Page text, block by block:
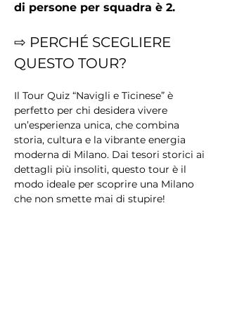
di persone per squadra è 2.
⇨ PERCHÉ SCEGLIERE
QUESTO TOUR?
Il Tour Quiz “Navigli e Ticinese” è
perfetto per chi desidera vivere
un’esperienza unica, che combina
storia, cultura e la vibrante energia
moderna di Milano. Dai tesori storici ai
dettagli più insoliti, questo tour è il
modo ideale per scoprire una Milano
che non smette mai di stupire!